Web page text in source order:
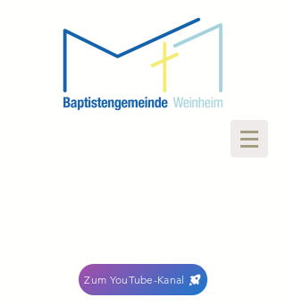
Zum YouTube-Kanal